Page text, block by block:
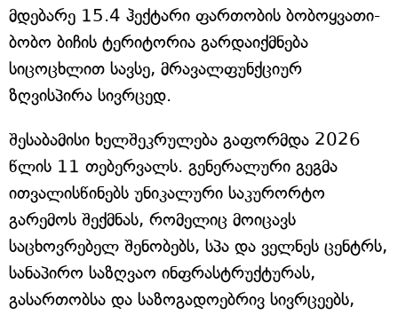
მდებარე 15.4 ჰექტარი ფართობის ბობოყვათი-
ბობო ბიჩის ტერიტორია გარდაიქმნება
სიცოცხლით სავსე, მრავალფუნქციურ
ზღვისპირა სივრცედ.
შესაბამისი ხელშეკრულება გაფორმდა 2026
წლის 11 თებერვალს. გენერალური გეგმა
ითვალისწინებს უნიკალური საკურორტო
გარემოს შექმნას, რომელიც მოიცავს
საცხოვრებელ შენობებს, სპა და ველნეს ცენტრს,
სანაპირო საზღვაო ინფრასტრუქტურას,
გასართობსა და საზოგადოებრივ სივრცეებს,